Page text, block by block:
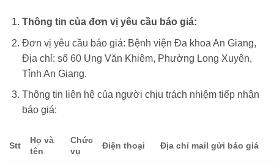
Thông tin của đơn vị yêu cầu báo giá:
Đơn vị yêu cầu báo giá: Bệnh viện Đa khoa An Giang,
Địa chỉ: số 60 Ung Văn Khiêm, Phường Long Xuyên,
Tỉnh An Giang.
Thông tin liên hệ của người chịu trách nhiệm tiếp nhận
báo giá:
Stt
Họ và
tên
Chức
vụ
Điệnthoại Địa chỉ mail gửi báo giá